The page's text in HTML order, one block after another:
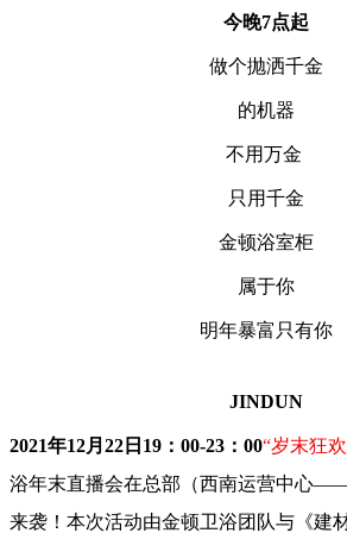
今晚7点起
做个抛洒千金
的机器
不用万金
只用千金
金顿浴室柜
属于你
明年暴富只有你
JINDUN
2021年12月22日19：00-23：00“岁末狂
浴年末直播会在总部（西南运营中心
来袭！本次活动由金顿卫浴团队与《建